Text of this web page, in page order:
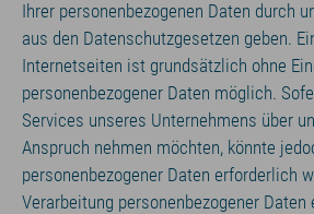
Ihrer personenbezogenen Daten durch
aus den Datenschutzgesetzen geben.
Internetseiten ist grundsätzlich ohne
personenbezogener Daten möglich.
Services unseres Unternehmens über
Anspruch nehmen möchten, könnte
personenbezogener Daten erforderlich
Verarbeitung personenbezogener Daten